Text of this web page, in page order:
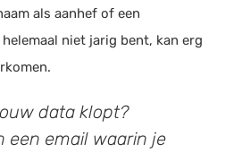
als aanhef of een
niet jarig bent, kan erg
data klopt?
een email waarin je